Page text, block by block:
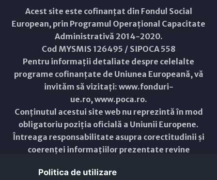
Acest site este cofinanțat din Fondul Social
European, prin Programul Operațional Capacitate
Administrativă 2014-2020.
Cod MYSMIS 126495 / SIPOCA 558
Pentru informații detaliate despre celelalte
programe cofinanțate de Uniunea Europeană, vă
invităm să vizitați: www.fonduri-
ue.ro,www.poca.ro.
Conținutul acestui site web nu reprezintă în mod
obligatoriu poziția oficială a Uniunii Europene.
Întreaga responsabilitate asupra corectitudinii și
coerenței informațiilor prezentate revine
Politica de utilizare